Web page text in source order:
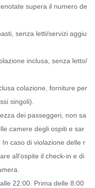
supera il numero de
senza letti/servizi aggiu
inclusa, senza letto/
colazione, forniture per
singoli).
dei passeggeri, non sa
camere degli ospiti e sar
caso di violazione delle r
all'ospite il check-in e di
22:00. Prima delle 8:00